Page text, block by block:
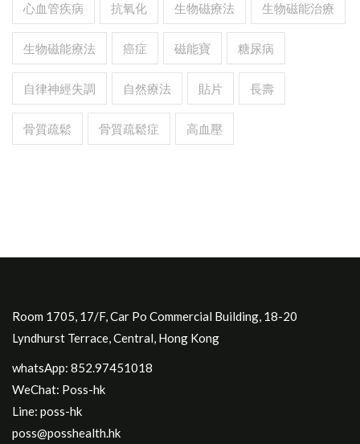
心血管疾病 抗氧化 生物磁療法 生物磁能治療
生物磁能療法 癌症 磁能寶 糖尿病
自律神經失調 自然療法 貼片 長壽
骨質疏鬆 骨質疏鬆症 高血壓
Room 1705, 17/F, Car Po Commercial Building, 18-20
Lyndhurst Terrace, Central, Hong Kong
whatsApp: 852.97451018
WeChat: Poss-hk
Line: poss-hk
poss@posshealth.hk